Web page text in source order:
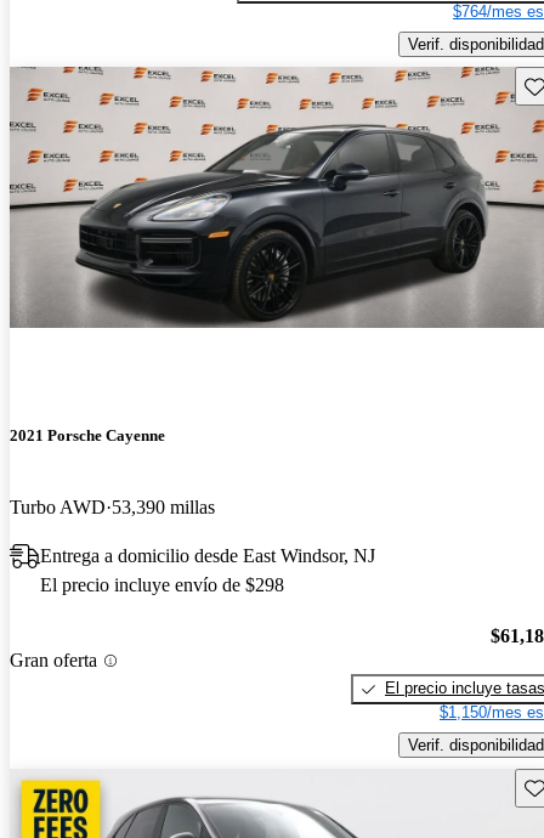
$764/mes
Verif. disponibilidad
2021 Porsche Cayenne
Turbo AWD 53,390 millas
Entrega a domicilio desde East Windsor, NJ
El precio incluye envío de $298
Gran oferta
El precio incluye tasas
$1,150/mes
Verif. disponibilidad